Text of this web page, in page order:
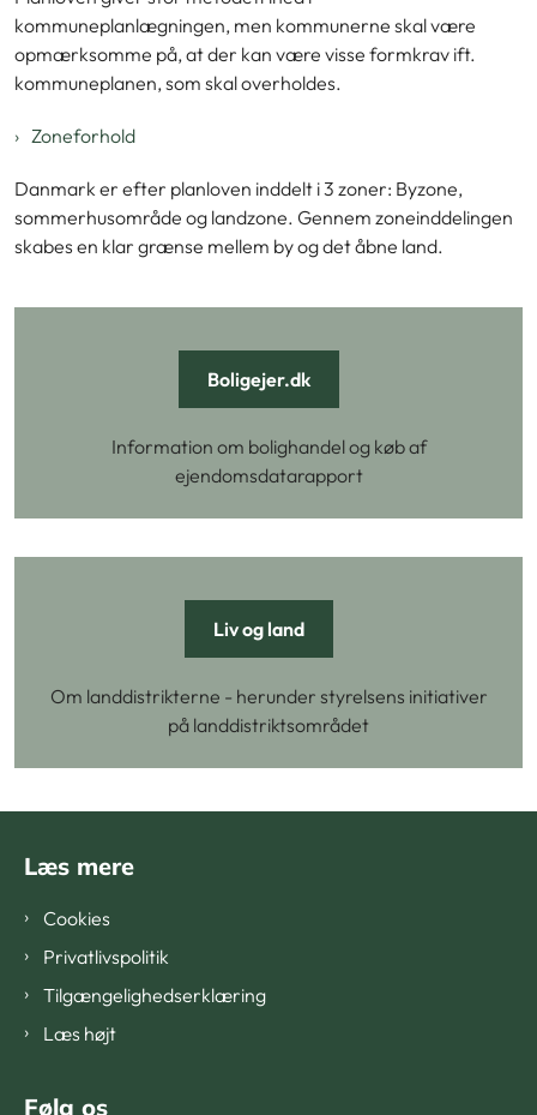
kommuneplanlægningen, men kommunerne skal være
opmærksomme på, at der kan være visse formkrav ift.
kommuneplanen, som skal overholdes.
Zoneforhold
Danmark er efter planloven inddelt i 3 zoner: Byzone,
sommerhusområde og landzone. Gennem zoneinddelingen
skabes en klar grænse mellem by og det åbne land.
Boligejer.dk
Information om bolighandel og køb af
ejendomsdatarapport
Liv og land
Om landdistrikterne - herunder styrelsens initiativer
på landdistriktsområdet
Læs mere
Cookies
Privatlivspolitik
Tilgængelighedserklæring
Læs højt
Følg os